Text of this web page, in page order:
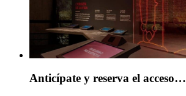
Anticípate y reserva el acceso…